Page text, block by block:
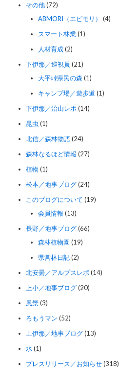
その他(72)
ABMORI（エビモリ）
(4)
スマート林業(1)
人材育成(2)
下伊那／巡視員 (21)
大平峠県民の森 (1)
キャンプ場／遊歩道 (1)
下伊那／治山レポ (14)
昆虫 (1)
北信／森林物語(24)
森林なるほど情報 (27)
植物 (1)
松本／地事ブログ(24)
このブログについて (19)
会員情報 (13)
長野／地事ブログ(66)
森林植物園 (19)
県営林日記(2)
北安曇／アルプスレポ (14)
上小／地事ブログ(20)
風景(3)
ろもうマン (52)
上伊那／地事ブログ(13)
水 (1)
プレスリリース／お知らせ(318)